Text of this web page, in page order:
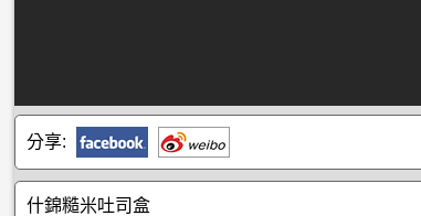
分享:
什錦糙米吐司盒